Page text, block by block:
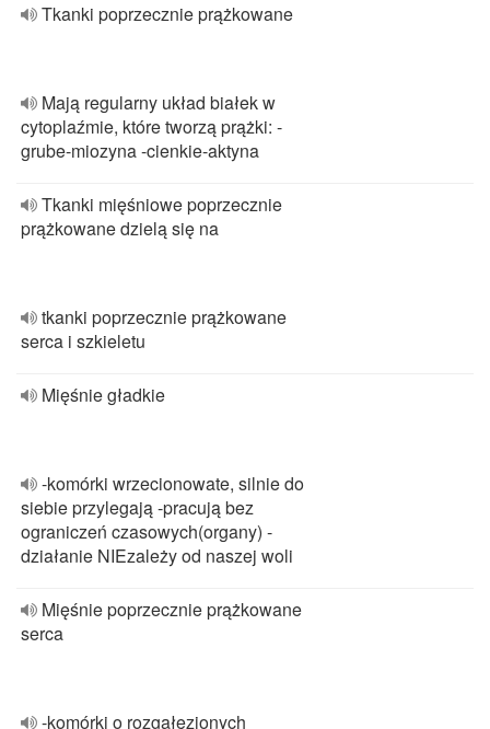
Tkanki poprzecznie prążkowane
Mają regularny układ białek w
cytoplaźmie, które tworzą prążki: -
grube-miozyna -cienkie-aktyna
Tkanki mięśniowe poprzecznie
prążkowane dzielą się na
tkanki poprzecznie prążkowane
serca i szkieletu
Mięśnie gładkie
-komórki wrzecionowate, silnie do
siebie przylegają -pracują bez
ograniczeń czasowych(organy) -
działanie NIEzależy od naszej woli
Mięśnie poprzecznie prążkowane
serca
-komórki o rozgałęzionych